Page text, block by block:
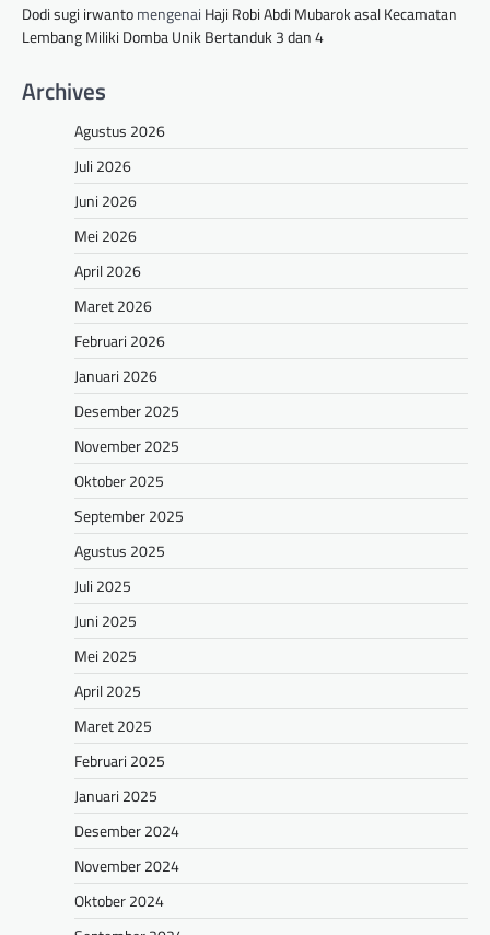
Dodi sugi irwantomengenai Haji Robi Abdi Mubarok asal Kecamatan
Lembang Miliki Domba Unik Bertanduk 3 dan 4
Archives
Agustus 2026
Juli 2026
Juni 2026
Mei 2026
April 2026
Maret 2026
Februari 2026
Januari 2026
Desember 2025
November 2025
Oktober 2025
September 2025
Agustus 2025
Juli 2025
Juni 2025
Mei 2025
April 2025
Maret 2025
Februari 2025
Januari 2025
Desember 2024
November 2024
Oktober 2024